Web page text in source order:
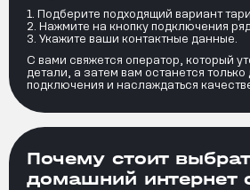
Подберите подходящий вариант
Нажмите на кнопку подключения
Укажите ваши контактные данные.
С вами свяжется оператор, который
детали, а затем вам останется только
подключения и наслаждаться
Почему стоит
домашний интернет